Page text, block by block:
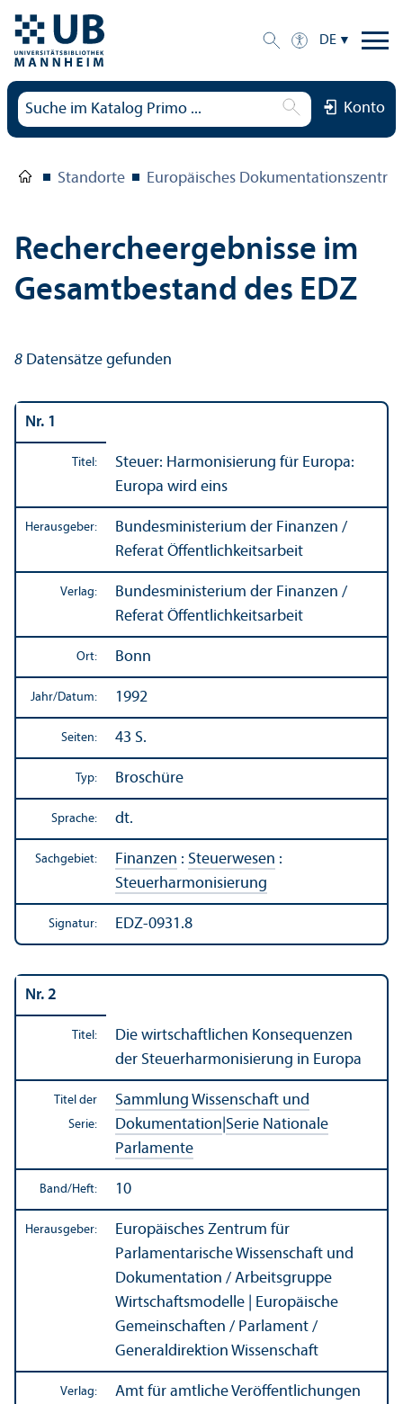
DE
Konto
Standorte Europäisches
Rechercheergebnisse im
Gesamtbestand des EDZ
8 Datensätze gefunden
Nr. 1
Titel:
Steuer: Harmonisierung für Europa:
Europa wird eins
Herausgeber:
Bundes­ministerium der Finanzen /
Referat Öffentlichkeits­arbeit
Verlag:
Bundes­ministerium der Finanzen /
Referat Öffentlichkeits­arbeit
Ort: Bonn
Jahr/Datum: 1992
Seiten: 43 S.
Typ: Broschüre
Sprache: dt.
Sachgebiet: Finanzen : Steuerwesen :
Steuerharmonisierung
Signatur: EDZ-0931.8
Nr. 2
Titel:
Die wirtschaft­lichen Konsequenzen
der Steuerharmonisierung in Europa
Titel der
Serie:
Sammlung Wissenschaft und
Dokumentation Serie Nationale
Parlamente
Band/Heft: 10
Herausgeber:
Europäisches Zentrum für
Parlamentarische Wissenschaft und
Dokumentation / Arbeits­gruppe
Wirtschafts­modelle | Europäische
Gemeinschaften / Parlament /
Generaldirektion Wissenschaft
Verlag:
Amt für amtliche Veröffentlichungen